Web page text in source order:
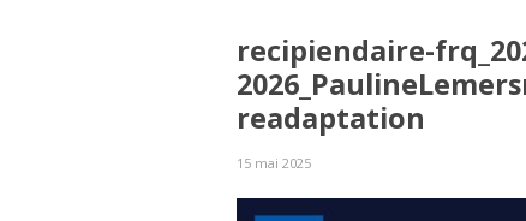
recipiendaire-
readaptation
15 mai 2025